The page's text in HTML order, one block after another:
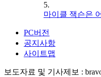
5.
마이클 잭슨은
PC버전
공지사항
사이트맵
보도자료 및 기사제보 :